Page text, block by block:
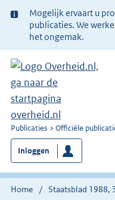
Ter
informatie:
Mogelijk ervaart u
publicaties. We
het ongemak.
U
bent
nu
hier:
Publicaties Officiële
Inloggen
Home Staatsblad 1988,